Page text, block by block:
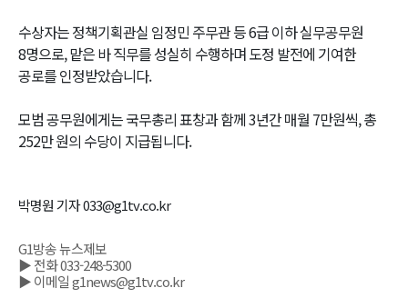
수상자는 정책기획관실 임정민 주무관 등 6급 이하 실무공무원
8명으로, 맡은 바 직무를 성실히 수행하며 도정 발전에 기여한
공로를 인정받았습니다.
모범 공무원에게는 국무총리 표창과 함께 3년간 매월 7만원씩, 총
252만 원의 수당이 지급됩니다.
박명원 기자 033@g1tv.co.kr
G1방송 뉴스제보
▶ 전화 033-248-5300
▶ 이메일 g1news@g1tv.co.kr